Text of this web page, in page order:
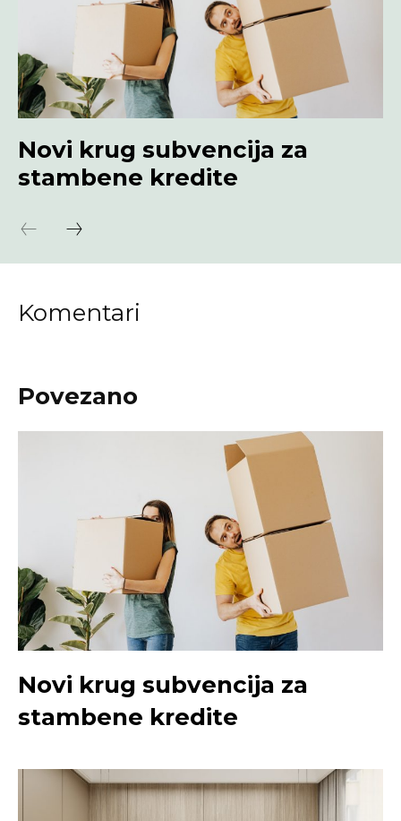
Novi krug subvencija za
stambene kredite
Komentari
Povezano
Novi krug subvencija za
stambene kredite